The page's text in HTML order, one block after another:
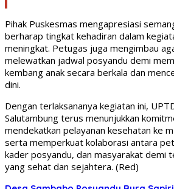
Pihak Puskesmas mengapresiasi
berharap tingkat kehadiran dalam
meningkat. Petugas juga mengimbau
melewatkan jadwal posyandu demi
kembang anak secara berkala dan
dini.
Dengan terlaksananya kegiatan ini,
Salutambung terus menunjukkan
mendekatkan pelayanan kesehatan ke
serta memperkuat kolaborasi antara
kader posyandu, dan masyarakat demi
yang sehat dan sejahtera. (Red)